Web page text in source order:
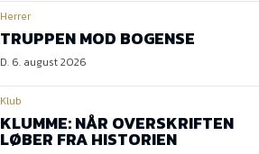
Herrer
TRUPPEN MOD BOGENSE
D. 6. august 2026
Klub
KLUMME: NÅR OVERSKRIFTEN
LØBER FRA HISTORIEN